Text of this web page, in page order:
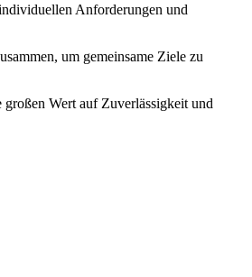
Anforderungen und
um gemeinsame Ziele zu
Wert auf Zuverlässigkeit und